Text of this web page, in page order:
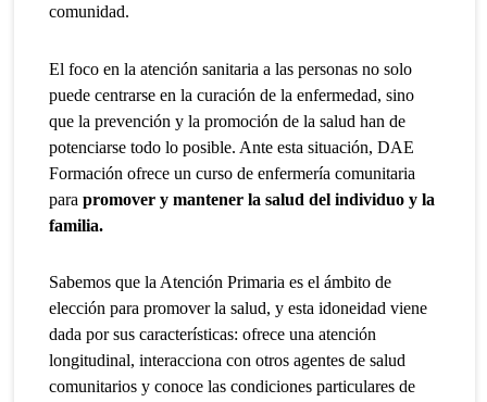
comunidad.
El foco en la atención sanitaria a las personas no solo
puede centrarse en la curación de la enfermedad, sino
que la prevención y la promoción de la salud han de
potenciarse todo lo posible. Ante esta situación, DAE
Formación ofrece un curso de enfermería comunitaria
parapromover y mantener la salud del individuo y la
familia.
Sabemos que la Atención Primaria es el ámbito de
elección para promover la salud, y esta idoneidad viene
dada por sus características: ofrece una atención
longitudinal, interacciona con otros agentes de salud
comunitarios y conoce las condiciones particulares de